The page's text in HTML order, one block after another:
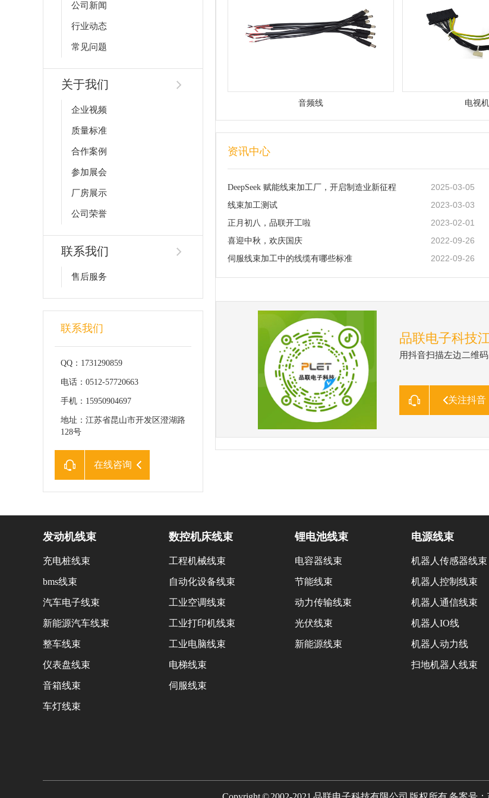
公司新闻
行业动态
常见问题
关于我们
企业视频
质量标准
合作案例
参加展会
厂房展示
公司荣誉
联系我们
售后服务
联系我们
QQ：1731290859
电话：0512-57720663
手机：15950904697
地址：江苏省昆山市开发区澄湖路
128号
在线咨询
音频线 电视
资讯中心
DeepSeek 赋能线束加工厂，开启制造业新征程 2025-03-05
线束加工测试 2023-03-03
正月初八，品联开工啦 2023-02-01
喜迎中秋，欢庆国庆 2022-09-26
伺服线束加工中的线缆有哪些标准 2022-09-26
品联电子科技
用抖音扫描左边二维
关注抖音
发动机线束
充电桩线束
bms线束
汽车电子线束
新能源汽车线束
整车线束
仪表盘线束
音箱线束
车灯线束
数控机床线束
工程机械线束
自动化设备线束
工业空调线束
工业打印机线束
工业电脑线束
电梯线束
伺服线束
锂电池线束
电容器线束
节能线束
动力传输线束
光伏线束
新能源线束
电源线束
机器人传感器线束
机器人控制线束
机器人通信线束
机器人IO线
机器人动力线
扫地机器人线束